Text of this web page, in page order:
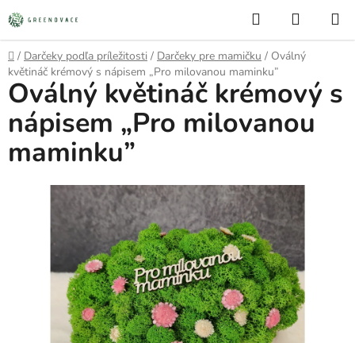
Prejsť
na
obsah
Hľadať
KOŠÍK
Domov
/ Darčeky podľa príležitosti / Darčeky pre mamičku / Oválný
květináč krémový s nápisem „Pro milovanou maminku”
Oválný květináč krémový s
nápisem „Pro milovanou
maminku”